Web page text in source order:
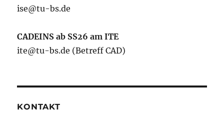
ise@tu-bs.de
CADEINS ab SS26 am ITE
ite@tu-bs.de (Betreff CAD)
KONTAKT